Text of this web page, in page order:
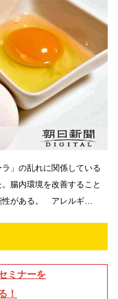
」の乱れに関係している
腸内環境を改善すること
性がある。 アレルギ…
ミナーを
！